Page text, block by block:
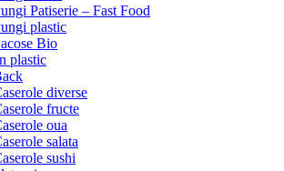
Patiserie – Fast Food
plastic
Bio
plastic
diverse
fructe
oua
salata
sushi